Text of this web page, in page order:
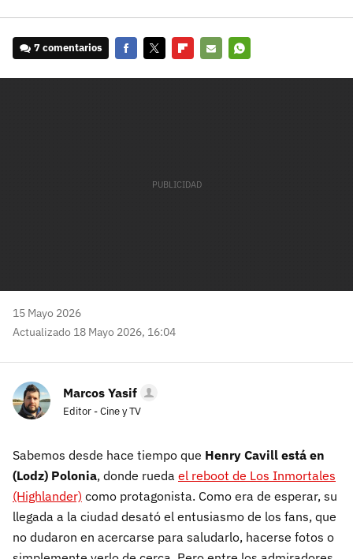
7 comentarios
15 Mayo 2026
Actualizado 18 Mayo 2026, 16:04
Marcos Yasif
Editor - Cine y TV
Sabemos desde hace tiempo que Henry Cavill está en
(Lodz) Polonia, donde rueda el reboot de Los Inmortales
(Highlander) como protagonista. Como era de esperar, su
llegada a la ciudad desató el entusiasmo de los fans, que
no dudaron en acercarse para saludarlo, hacerse fotos o